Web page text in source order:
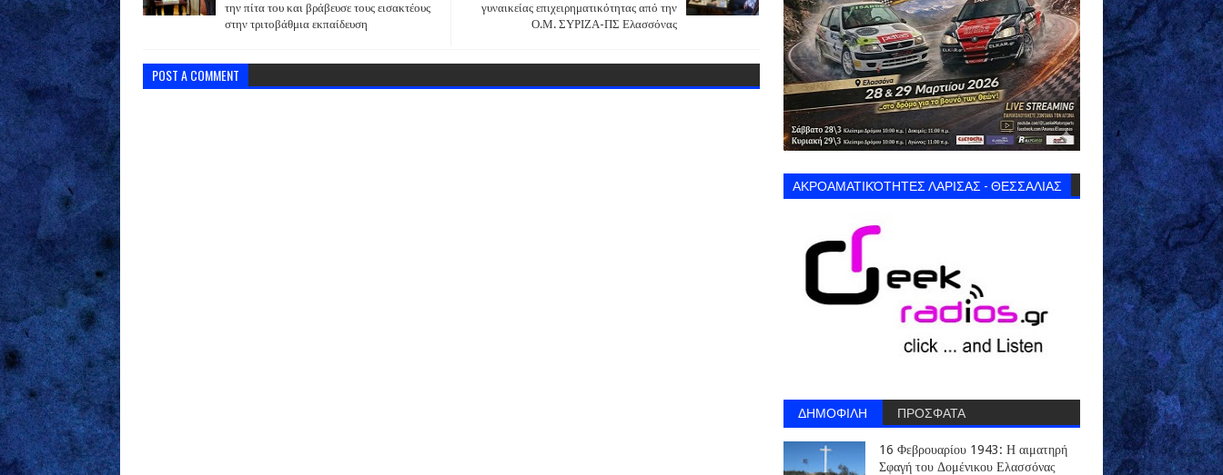
γυναικείας επιχειρηματικότητας από την
Ο.Μ. ΣΥΡΙΖΑ-ΠΣ Ελασσόνας
την πίτα του και βράβευσε τους εισακτέους
στην τριτοβάθμια εκπαίδευση
POST A COMMENT
ΑΚΡΟΑΜΑΤΙΚΌΤΗΤΕΣ ΛΑΡΙΣΑΣ - ΘΕΣΣΑΛΙΑΣ
ΔΗΜΟΦΙΛΗ ΠΡΟΣΦΑΤΑ
16 Φεβρουαρίου 1943: Η αιματηρή
Σφαγή του Δομένικου Ελασσόνας